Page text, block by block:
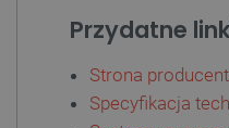
Przydatne
Strona
Specyfikacja
CookieScriptConsent